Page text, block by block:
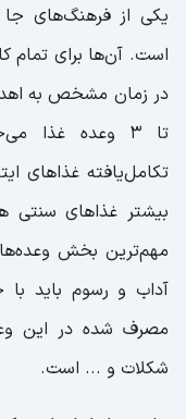
یکی از فرهنگ‌های جا
است. آن‌ها برای تمام
تا 3 وعده
تکامل‌یافته غذاهای
بیشتر غذا‌های
مهم‌ترین بخش
آداب و رسوم باید
مصرف شده در این
شکلات و ... است.